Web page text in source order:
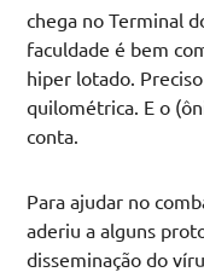
chega no Terminal
faculdade é bem
hiper lotado.
quilométrica. E o
conta.
Para ajudar no
aderiu a alguns
disseminação do